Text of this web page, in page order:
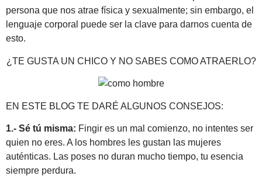
persona que nos atrae física y sexualmente; sin embargo, el
lenguaje corporal puede ser la clave para darnos cuenta de
esto.
¿TE GUSTA UN CHICO Y NO SABES COMO ATRAERLO?
EN ESTE BLOG TE DARÉ ALGUNOS CONSEJOS:
1.- Sé tú misma: Fingir es un mal comienzo, no intentes ser
quien no eres. A los hombres les gustan las mujeres
auténticas. Las poses no duran mucho tiempo, tu esencia
siempre perdura.